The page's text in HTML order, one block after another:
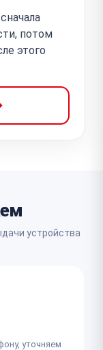
сначала
потом
этого
устройства
уточняем